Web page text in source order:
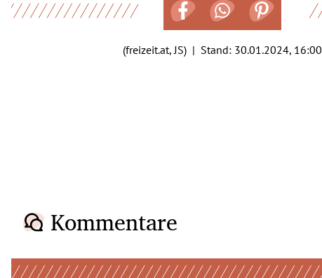
(freizeit.at, JS) | Stand: 30.01.2024, 16:00
Kommentare